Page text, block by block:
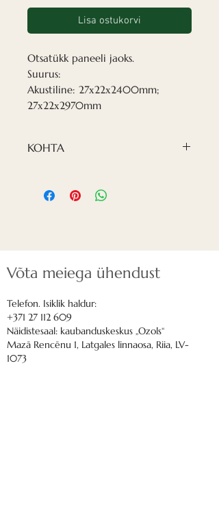
Lisa ostukorvi
Otsatükk paneeli jaoks.
Suurus:
Akustiline: 27х22х2400mm;
27х22х2970mm
KOHTA
lõpposa. Nii akustika kui ka
identsed osad, juhime teie
tuleb kleepida ülejäänud filcha
või plaadi külge.
Soovitame kleepida
Võta meiega ühendust
Telefon. Isiklik haldur:
+371 27 112 609
Näidistesaal: kaubanduskeskus „Ozols“
Mazā Rencēnu 1, Latgales linnaosa, Riia, LV-
1073